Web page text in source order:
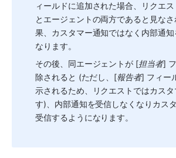
ィールドに追加された場合、リクエ
とエージェントの両方であると見な
果、カスタマー通知ではなく内部通
なります。
その後、同エージェントが [担当者]
除されると (ただし、[報告者] フィー
示されるため、リクエストではカスタ
す)、内部通知を受信しなくなりカス
受信するようになります。